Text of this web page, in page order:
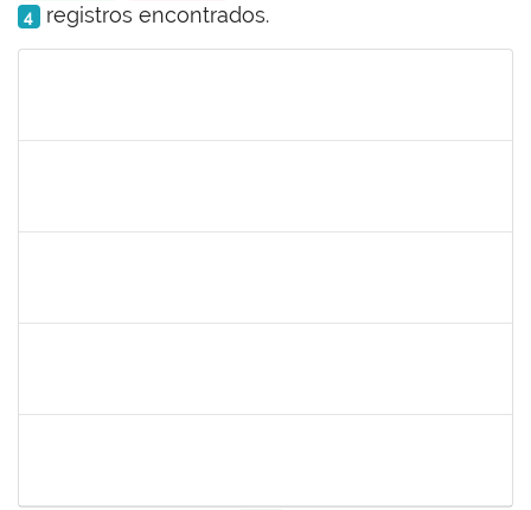
4 registros encontrados.